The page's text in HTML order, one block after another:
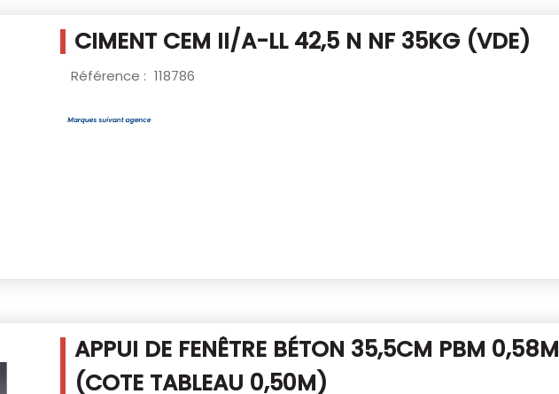
CIMENT CEM II/A-LL 42,5 N NF 35KG (VDE)
Référence : 118786
APPUI DE FENÊTRE BÉTON 35,5CM PBM 0,58M
(COTE TABLEAU 0,50M)